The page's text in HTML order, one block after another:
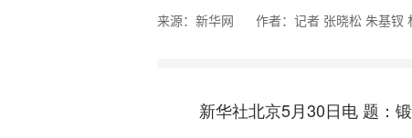
来源：新华网 作者：记者 张晓松 朱基钗
新华社北京5月30日电 题：